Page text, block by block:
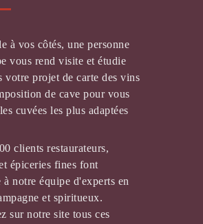
MAISON LUPÉ CHOLET
à vos côtés, une personne
vous rend visite et étudie
votre projet de carte des vins
de cave pour vous
cuvées les plus adaptées
clients restaurateurs,
épiceries fines font
à notre équipe d'experts en
et spiritueux.
sur notre site tous ces